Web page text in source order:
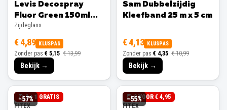
Levis Decospray
Fluor Green 150ml
Zijdeglans
Zijdeglans
€ 4,89 KLUSPAS
Zonder pas € 5,15 € 13,99
Bekijk →
Sam Dubbelzijdig
Kleefband 25 m x 5 cm
€ 4,13 KLUSPAS
Zonder pas € 4,35 € 10,99
Bekijk →
−57%
3 + 1 GRATIS
FITEX
−55%
3 VOOR € 4,95
FITEX